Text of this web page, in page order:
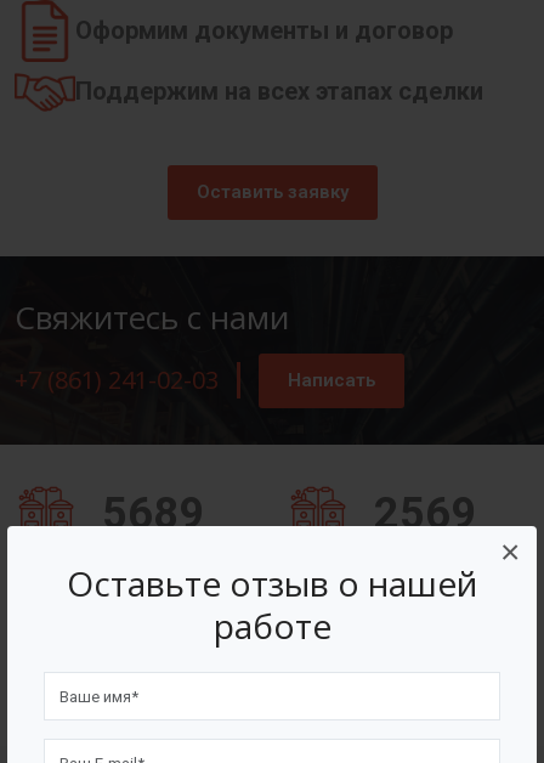
Оставьте отзыв о нашей
работе
×
Оформим документы и договор
Поддержим на всех этапах сделки
Оставить заявку
Свяжитесь с нами
+7 (861) 241-02-03 Написать
5689 2569
Счастливых клиентов